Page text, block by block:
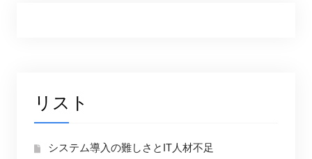
リスト
システム導入の難しさとIT人材不足